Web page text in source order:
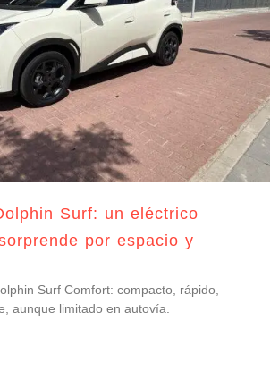
Surf: un eléctrico
por espacio y
Surf Comfort: compacto, rápido,
aunque limitado en autovía.